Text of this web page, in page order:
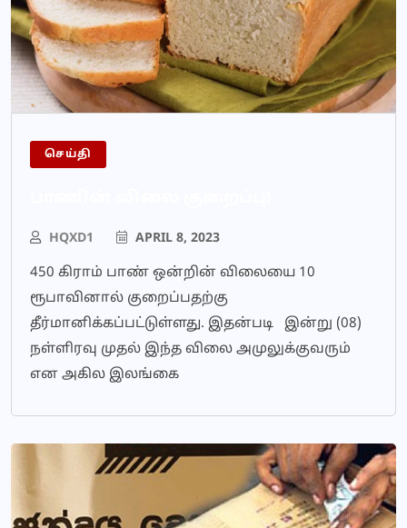
செய்தி
HQXD1 APRIL 8, 2023
450 கிராம் பாண் ஒன்றின் விலையை 10
ரூபாவினால் குறைப்பதற்கு
தீர்மானிக்கப்பட்டுள்ளது. இதன்படி இன்று (08)
நள்ளிரவு முதல் இந்த விலை அமுலுக்குவரும்
என அகில இலங்கை